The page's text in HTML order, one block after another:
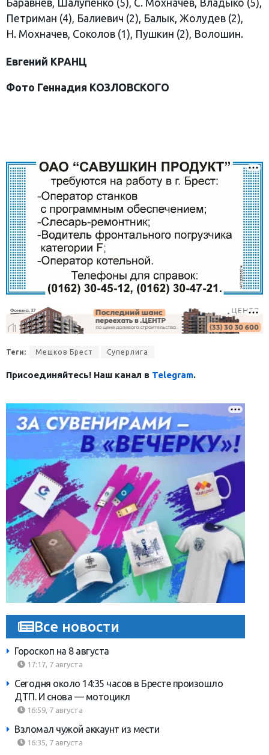
Баравнев, Шалупенко (5), С. Мохначев, Владыко (5),
Петриман (4), Балиевич (2), Балык, Жолудев (2),
Н. Мохначев, Соколов (1), Пушкин (2), Волошин.
Евгений КРАНЦ
Фото Геннадия КОЗЛОВСКОГО
Теги: Мешков Брест Суперлига
Присоединяйтесь! Наш канал в Telegram.
Все новости
Гороскоп на 8 августа
17:17, 7 августа
Сегодня около 14:35 часов в Бресте произошло
ДТП. И снова — мотоцикл
16:59, 7 августа
Взломал чужой аккаунт из мести
16:35, 7 августа